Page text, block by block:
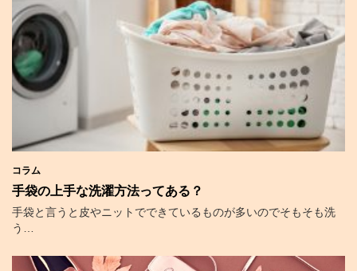
コラム
手袋の上手な洗濯方法ってある？
手袋と言うと皮やニットでできているものが多いのでそもそも洗
う…